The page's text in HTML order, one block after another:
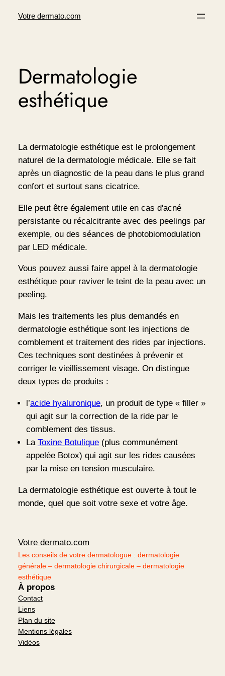
Votre dermato.com
Dermatologie
esthétique
La dermatologie esthétique est le prolongement
naturel de la dermatologie médicale. Elle se fait
après un diagnostic de la peau dans le plus grand
confort et surtout sans cicatrice.
Elle peut être également utile en cas d'acné
persistante ou récalcitrante avec des peelings par
exemple, ou des séances de photobiomodulation
par LED médicale.
Vous pouvez aussi faire appel à la dermatologie
esthétique pour raviver le teint de la peau avec un
peeling.
Mais les traitements les plus demandés en
dermatologie esthétique sont les injections de
comblement et traitement des rides par injections.
Ces techniques sont destinées à prévenir et
corriger le vieillissement visage. On distingue
deux types de produits :
l’acide hyaluronique, un produit de type « filler »
qui agit sur la correction de la ride par le
comblement des tissus.
La Toxine Botulique(plus communément
appelée Botox) qui agit sur les rides causées
par la mise en tension musculaire.
La dermatologie esthétique est ouverte à tout le
monde, quel que soit votre sexe et votre âge.
Votre dermato.com
Les conseils de votre dermatologue : dermatologie
générale – dermatologie chirurgicale – dermatologie
esthétique
À propos
Contact
Liens
Plan du site
Mentions légales
Vidéos